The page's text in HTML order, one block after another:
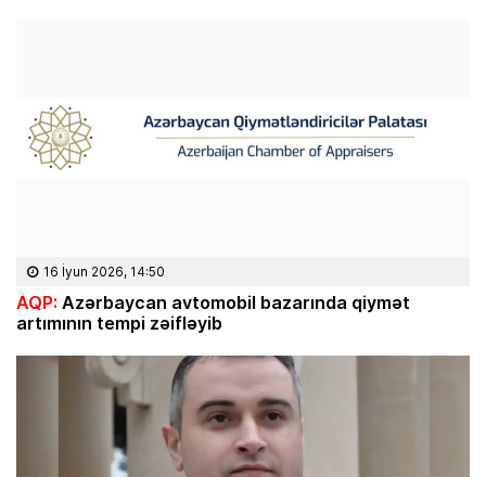
16 İyun 2026, 14:50
AQP: Azərbaycan avtomobil bazarında qiymət
artımının tempi zəifləyib